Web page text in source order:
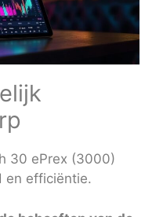
30 ePrex (3000)
en efficiëntie.